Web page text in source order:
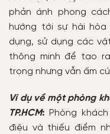
phản ánh phong
hướng tới sự hài
dụng, sử dụng các
thông minh để tạo
trọng nhưng vẫn ấm
Ví dụ về một phòng
TP.HCM: Phòng
điệu và thiếu điểm